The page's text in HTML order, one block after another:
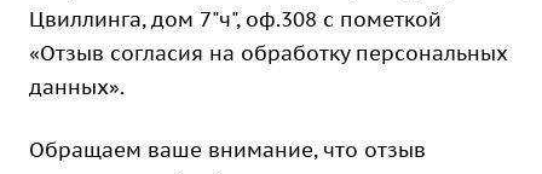
Цвиллинга, дом 7"ч", оф.308 с пометкой
«Отзыв согласия на обработку персональных
данных».
Обращаем ваше внимание, что отзыв